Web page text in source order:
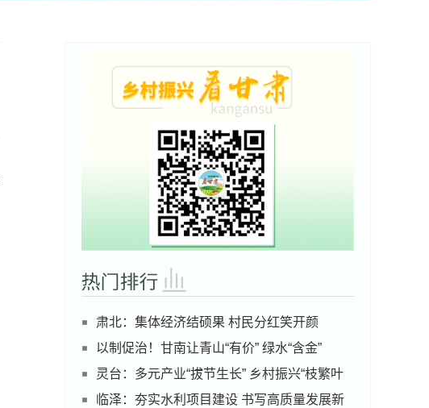
肃北：集体经济结硕果 村民分红笑开颜
以制促治！甘南让青山“有价” 绿水“含金”
灵台：多元产业“拔节生长” 乡村振兴“枝繁叶
茂”
临泽：夯实水利项目建设 书写高质量发展新